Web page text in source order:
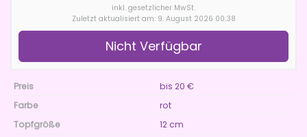
inkl. gesetzlicher MwSt.
Zuletzt aktualisiert am: 9. August 2026 00:38
Nicht Verfügbar
Preis
bis 20 €
Farbe
rot
Topfgröße
12 cm